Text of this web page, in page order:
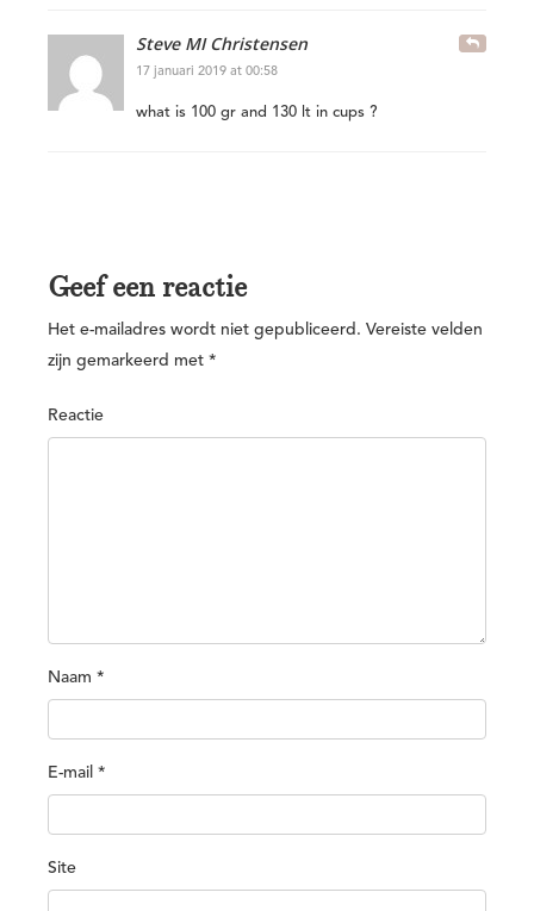
Steve MI Christensen
17 januari 2019 at 00:58
what is 100 gr and 130 lt in cups ?
Geef een reactie
Het e-mailadres wordt niet gepubliceerd. Vereiste velden
zijn gemarkeerd met *
Reactie
Naam *
E-mail *
Site